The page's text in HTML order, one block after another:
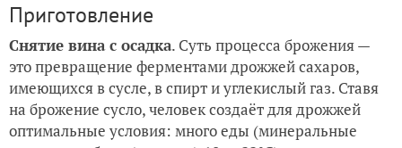
Приготовление
Снятие вина с осадка. Суть процесса брожения —
это превращение ферментами дрожжей сахаров,
имеющихся в сусле, в спирт и углекислый газ. Ставя
на брожение сусло, человек создаёт для дрожжей
оптимальные условия: много еды (минеральные